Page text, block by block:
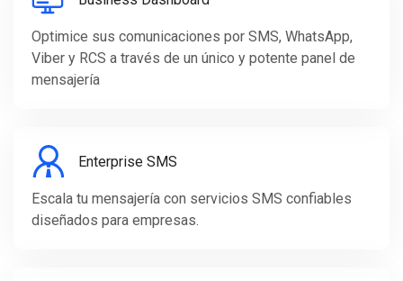
Optimice sus comunicaciones por SMS, WhatsApp,
Viber y RCS a través de un único y potente panel de
mensajería
Enterprise SMS
Escala tu mensajería con servicios SMS confiables
diseñados para empresas.